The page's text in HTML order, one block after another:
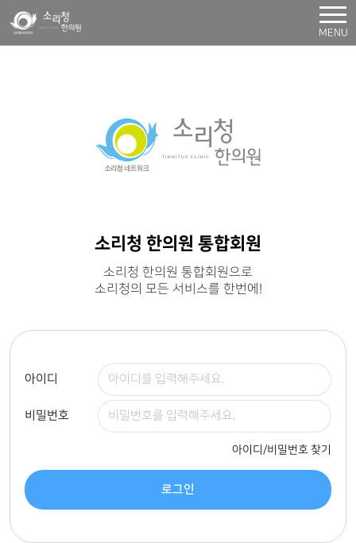
MENU
소리청 한의원 통합회원
소리청 한의원 통합회원으로
소리청의 모든 서비스를 한번에!
아이디
비밀번호
아이디/비밀번호 찾기
로그인